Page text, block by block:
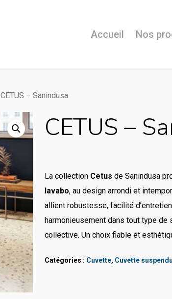
Accueil Nos
CETUS – Sanindusa
CETUS –
La collection Cetus de Sanindusa
lavabo, au design arrondi et
allient robustesse, facilité
harmonieusement dans tout type de
collective. Un choix fiable et
Catégories : Cuvette, Cuvette suspendu